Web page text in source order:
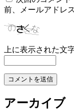
前、メールアドレ
上に表示された文
アーカイブ